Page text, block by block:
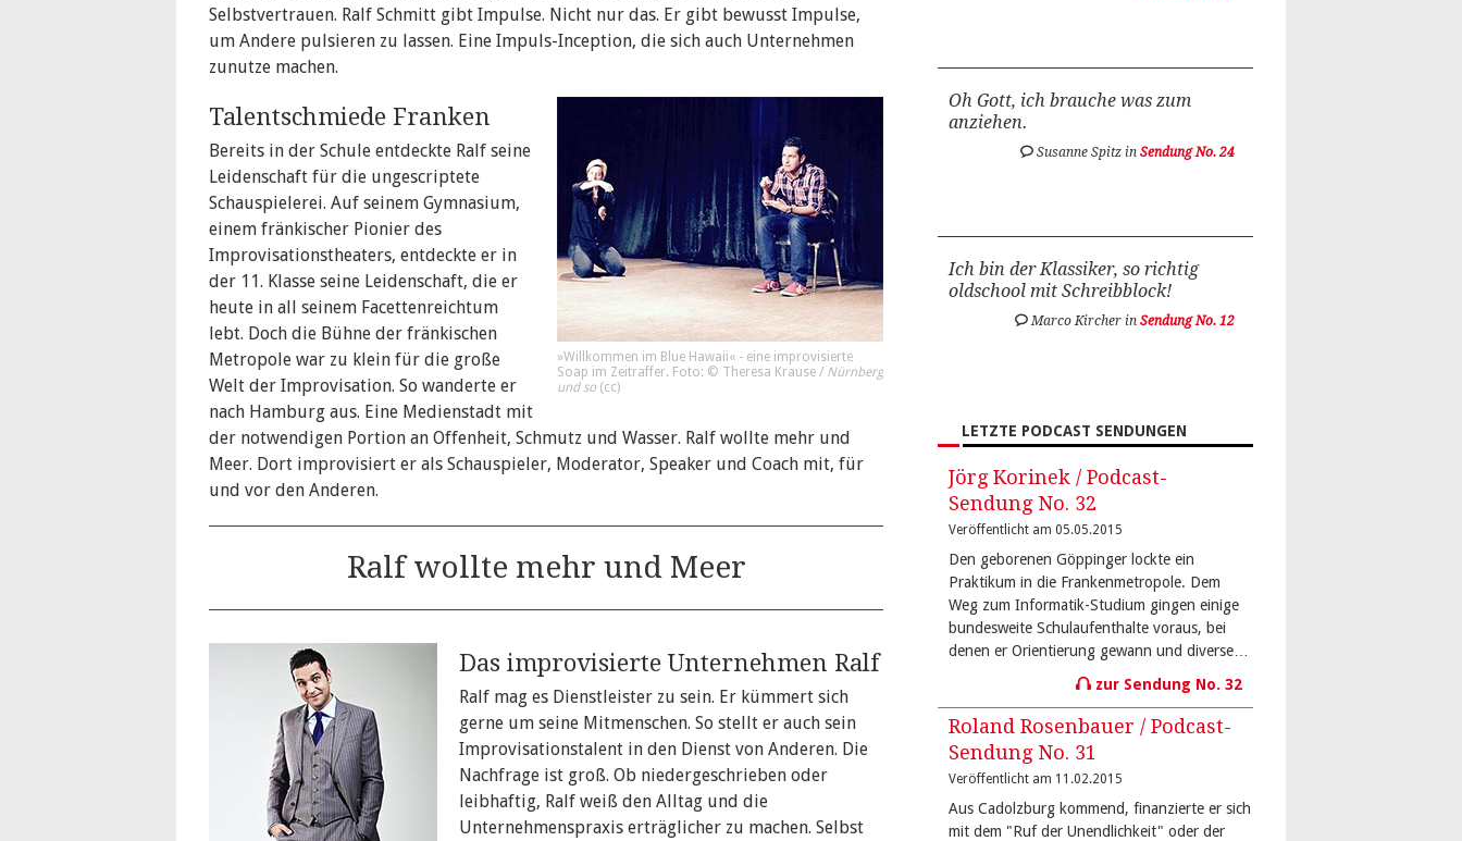
Selbstvertrauen. Ralf Schmitt gibt Impulse. Nicht nur das. Er gibt bewusst Impulse,
um Andere pulsieren zu lassen. Eine Impuls-Inception, die sich auch Unternehmen
zunutze machen.
»Willkommen im Blue Hawaii« - eine improvisierte
Soap im Zeitraffer. Foto: © Theresa Krause / Nürnberg
und so (cc)
Talentschmiede Franken
Bereits in der Schule entdeckte Ralf seine
Leidenschaft für die ungescriptete
Schauspielerei. Auf seinem Gymnasium,
einem fränkischer Pionier des
Improvisationstheaters, entdeckte er in
der 11. Klasse seine Leidenschaft, die er
heute in all seinem Facettenreichtum
lebt. Doch die Bühne der fränkischen
Metropole war zu klein für die große
Welt der Improvisation. So wanderte er
nach Hamburg aus. Eine Medienstadt mit
der notwendigen Portion an Offenheit, Schmutz und Wasser. Ralf wollte mehr und
Meer. Dort improvisiert er als Schauspieler, Moderator, Speaker und Coach mit, für
und vor den Anderen.
Ralf wollte mehr und Meer
Das improvisierte Unternehmen Ralf
Ralf mag es Dienstleister zu sein. Er kümmert sich
gerne um seine Mitmenschen. So stellt er auch sein
Improvisationstalent in den Dienst von Anderen. Die
Nachfrage ist groß. Ob niedergeschrieben oder
leibhaftig, Ralf weiß den Alltag und die
Unternehmenspraxis erträglicher zu machen. Selbst
Oh Gott, ich brauche was zum
anziehen.
Susanne Spitz inSendung No. 24
Ich bin der Klassiker, so richtig
oldschool mit Schreibblock!
Marco Kircher inSendung No. 12
LETZTE PODCAST SENDUNGEN
Jörg Korinek / Podcast-
Sendung No. 32
Veröffentlicht am 05.05.2015
Den geborenen Göppinger lockte ein
Praktikum in die Frankenmetropole. Dem
Weg zum Informatik-Studium gingen einige
bundesweite Schulaufenthalte voraus, bei
denen er Orientierung gewann und diverse…
zur Sendung No. 32
Roland Rosenbauer / Podcast-
Sendung No. 31
Veröffentlicht am 11.02.2015
Aus Cadolzburg kommend, finanzierte er sich
mit dem "Ruf der Unendlichkeit" oder der